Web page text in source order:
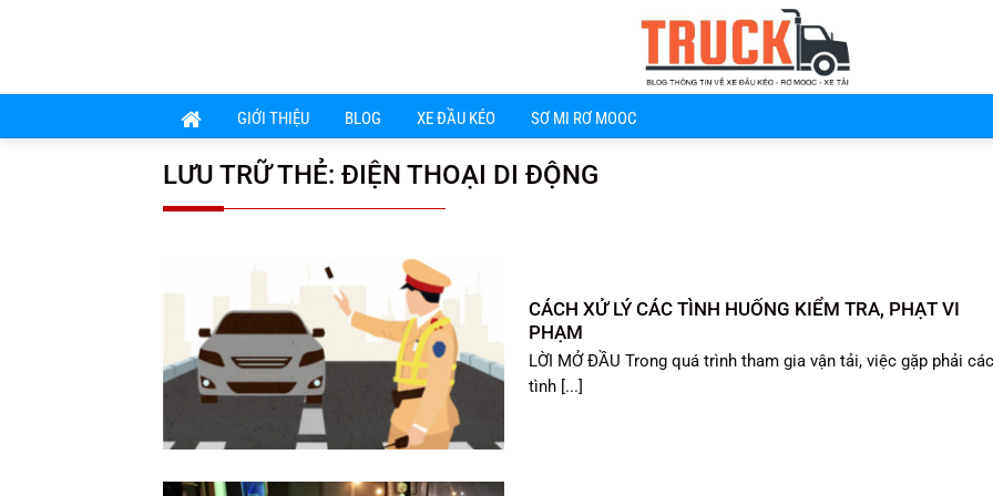
dung
GIỚI THIỆU BLOG XE ĐẦU KÉO SƠ MI RƠ MOOC
LƯU TRỮ THẺ: ĐIỆN THOẠI DI ĐỘNG
CÁCH XỬ LÝ CÁC TÌNH HUỐNG KIỂM TRA, PHẠT VI
PHẠM
LỜI MỞ ĐẦU Trong quá trình tham gia vận tải, việc gặp phải
tình [...]